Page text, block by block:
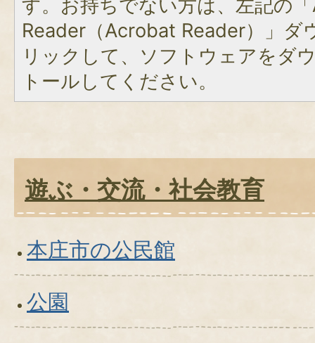
す。お持ちでない方は、左記の
Reader（Acrobat Reader）」ダ
リックして、ソフトウェアをダ
トールしてください。
遊ぶ・交流・社会教育
本庄市の公民館
公園